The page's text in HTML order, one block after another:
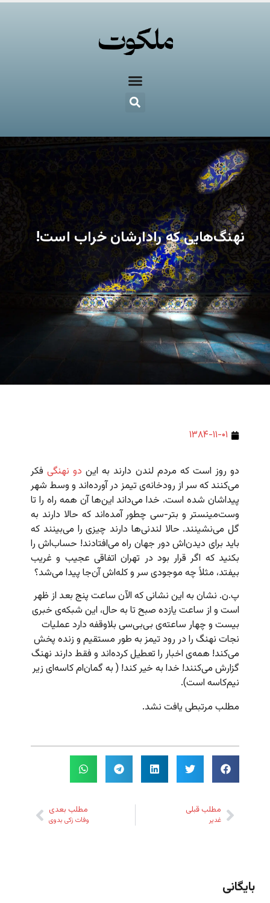
نهنگ‌هایی که رادارشان خراب است!
۱۳۸۴-۱۱-۰۱
دو روز است که مردم لندن دارند به این دو نهنگیفکر
می‌کنند که سر از رودخانه‌ی تیمز در آورده‌اند و وسط شهر
پیداشان شده است. خدا می‌داند این‌ها آن همه راه را تا
وست‌مینستر و بتر-سی چطور آمده‌اند که حالا دارند به
گل می‌نشینند. حالا لندنی‌ها دارند چیزی را می‌بینند که
باید برای دیدن‌اش دور جهان راه می‌افتادند! حساب‌اش را
بکنید که اگر قرار بود در تهران اتفاقی عجیب و غریب
بیفتد،‌ مثلاً‌ چه موجودی سر و کله‌اش آن‌جا پیدا می‌شد؟
پ.ن. نشان به این نشانی که الآن ساعت پنج بعد از ظهر
است و از ساعت یازده صبح تا به حال، این شبکه‌ی خبری
بیست و چهار ساعته‌ی بی‌بی‌سی بلاوقفه دارد عملیات
نجات نهنگ را در رود تیمز به طور مستقیم و زنده پخش
می‌کند!‌ همه‌ی اخبار را تعطیل کرده‌اند و فقط دارند نهنگ
گزارش می‌کنند! خدا به خیر کند! ( به گمان‌ام کاسه‌ای زیر
نیم‌کاسه است).
مطلب مرتبطی یافت نشد.
مطلب قبلی
غدیر
مطلب بعدی
وفات زکی بدوی
بایگانی